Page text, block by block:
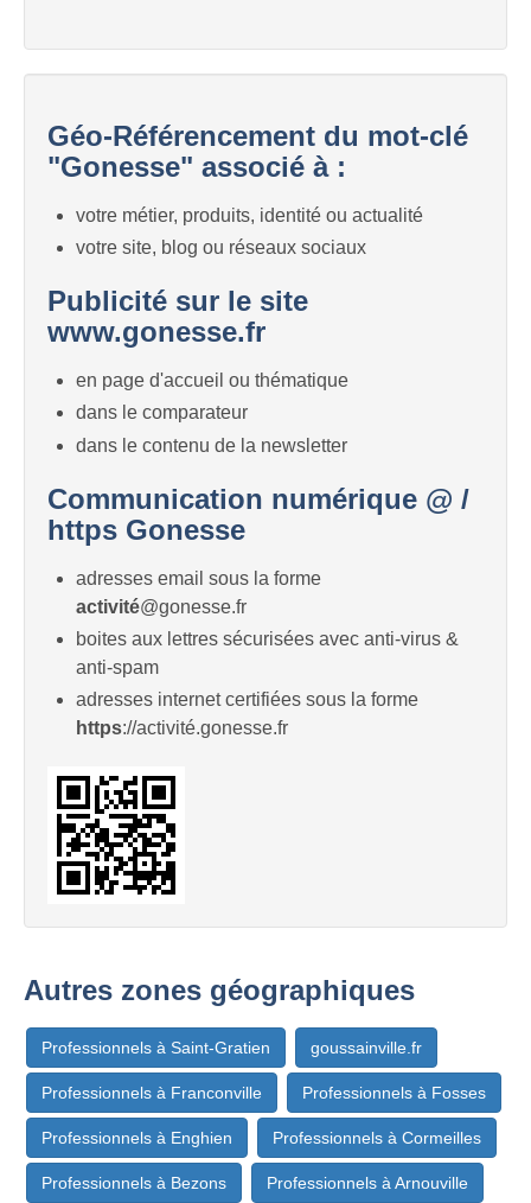
Géo-Référencement du mot-clé
"Gonesse" associé à :
votre métier, produits, identité ou actualité
votre site, blog ou réseaux sociaux
Publicité sur le site
www.gonesse.fr
en page d'accueil ou thématique
dans le comparateur
dans le contenu de la newsletter
Communication numérique @ /
https Gonesse
adresses email sous la forme
activité@gonesse.fr
boites aux lettres sécurisées avec anti-virus &
anti-spam
adresses internet certifiées sous la forme
https://activité.gonesse.fr
Autres zones géographiques
Professionnels à Saint-Gratien goussainville.fr
Professionnels à Franconville Professionnels à Fosses
Professionnels à Enghien Professionnels à Cormeilles
Professionnels à Bezons Professionnels à Arnouville